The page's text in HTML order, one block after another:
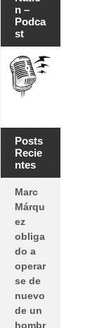
n –
Podca
st
Posts
Recie
ntes
Marc
Márqu
ez
obliga
do a
operar
se de
nuevo
de un
hombr